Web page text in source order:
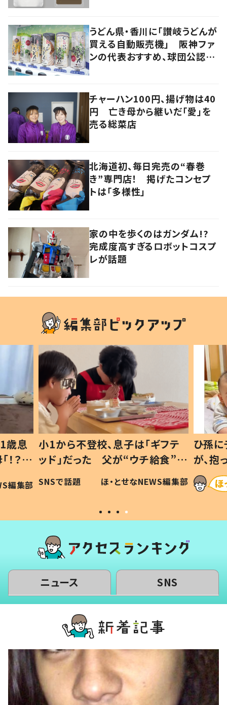
うどん県・香川に「讃岐うどんが
買える自動販売機」 阪神ファ
ンの代表おすすめ、球団公認カ
チャーハン100円、揚げ物は40
円 亡き母から継いだ「愛」を
売る総菜店
北海道初、毎日完売の“春巻
き”専門店！ 掲げたコンセプ
トは「多様性」
家の中を歩くのはガンダム!?
完成度高すぎるロボットコスプ
レが話題
歳息
？」
編集部
小1から不登校、息子は「ギフテ
ッド」だった 父が“ウチ給食”を
作り続ける理由とは #令和の親
#令和の子
SNSで話題 ほ・とせなNEWS編集部
ひ孫
が、
「涙が
い」
ニュース SNS